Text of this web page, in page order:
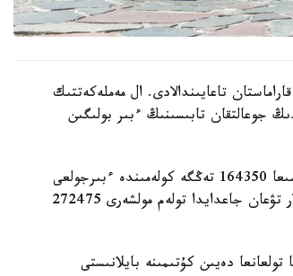
تاعايىندالادى. ال مەملەكەتتىك
جوعالتقان تابىسىنىڭ ءبىر بولىگىن
- ءبىرىنشى، ەكىنشى جانە ءۇشىنشى بالا دۇنيەگە كەلگەن كەزدە وتباسىعا 164350 تەڭگە كولەمىندە ءبىرجولعى
مەملەكەتتىك جاردەماقى تولەنەدى. ءتورتىنشى جانە ودان كەيىنگى بالالار تۋعان جاعدايدا تولەم مولشەرى 272475
دەيىن كۇتىمىنە بايلانىستى